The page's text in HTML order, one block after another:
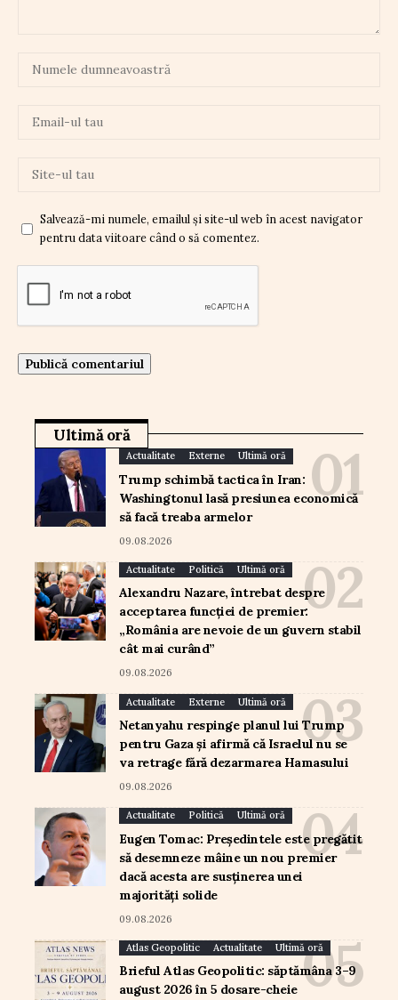
Salvează-mi numele, emailul și site-ul web în acest navigator
pentru data viitoare când o să comentez.
Ultimă oră
Actualitate Externe Ultimă oră
Trump schimbă tactica în Iran:
Washingtonul lasă presiunea economică
să facă treaba armelor
09.08.2026
Actualitate Politică Ultimă oră
Alexandru Nazare, întrebat despre
acceptarea funcției de premier:
„România are nevoie de un guvern stabil
cât mai curând”
09.08.2026
Actualitate Externe Ultimă oră
Netanyahu respinge planul lui Trump
pentru Gaza și afirmă că Israelul nu se
va retrage fără dezarmarea Hamasului
09.08.2026
Actualitate Politică Ultimă oră
Eugen Tomac: Președintele este pregătit
să desemneze mâine un nou premier
dacă acesta are susținerea unei
majorități solide
09.08.2026
Atlas Geopolitic Actualitate Ultimă oră
Brieful Atlas Geopolitic: săptămâna 3–9
august 2026 în 5 dosare-cheie